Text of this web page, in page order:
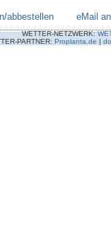
abbestellen eMail
WETTER-NETZWERK:
PARTNER: Proplanta.de |